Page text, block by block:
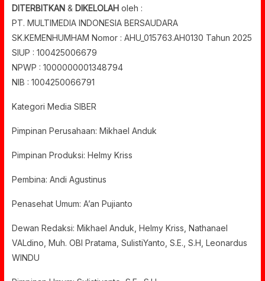
DITERBITKAN& DIKELOLAHoleh :
PT. MULTIMEDIA INDONESIA BERSAUDARA
SK.KEMENHUMHAM Nomor : AHU_015763.AH0130 Tahun 2025
SIUP : 100425006679
NPWP : 1000000001348794
NIB : 1004250066791
Kategori Media SIBER
Pimpinan Perusahaan: Mikhael Anduk
Pimpinan Produksi: Helmy Kriss
Pembina: Andi Agustinus
Penasehat Umum: A’an Pujianto
Dewan Redaksi: Mikhael Anduk, Helmy Kriss, Nathanael
VALdino, Muh. OBI Pratama, SulistiYanto, S.E., S.H, Leonardus
WINDU